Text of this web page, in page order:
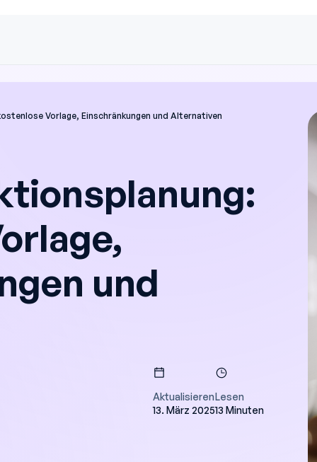
Vorlage, Einschränkungen und Alternativen
und
Aktualisieren
13. März 2025
Lesen
13 Minuten